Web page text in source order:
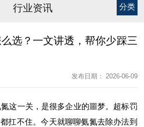
行业资讯 分类
选？一文讲透，帮你少踩三
发布日期： 2026-06-09
这一关，是很多企业的噩梦。超标罚
扛不住。今天就聊聊氨氮去除办法到